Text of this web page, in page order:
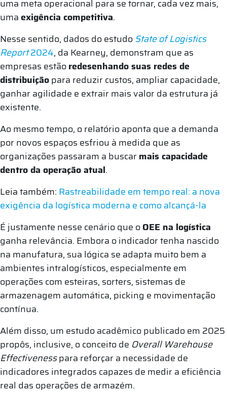
uma meta operacional para se tornar, cada vez mais,
umaexigência competitiva.
Nesse sentido, dados do estudoState of Logistics
Report2024, da Kearney, demonstram que as
empresas estãoredesenhando suas redes de
distribuiçãopara reduzir custos, ampliar capacidade,
ganhar agilidade e extrair mais valor da estrutura já
existente.
Ao mesmo tempo, o relatório aponta que a demanda
por novos espaços esfriou à medida que as
organizações passaram a buscarmais capacidade
dentro da operação atual.
Leia também: Rastreabilidade em tempo real: a nova
exigência da logística moderna e como alcançá-la
É justamente nesse cenário que oOEE na logística
ganha relevância. Embora o indicador tenha nascido
na manufatura, sua lógica se adapta muito bem a
ambientes intralogísticos, especialmente em
operações com esteiras, sorters, sistemas de
armazenagem automática, picking e movimentação
contínua.
Além disso, um estudo acadêmico publicado em 2025
propôs, inclusive, o conceito de Overall Warehouse
Effectivenesspara reforçar a necessidade de
indicadores integrados capazes de medir a eficiência
real das operações de armazém.